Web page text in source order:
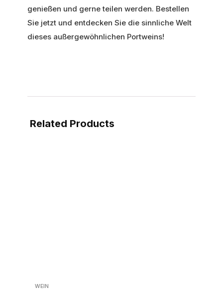
genießen und gerne teilen werden. Bestellen
Sie jetzt und entdecken Sie die sinnliche Welt
dieses außergewöhnlichen Portweins!
Related Products
WEIN